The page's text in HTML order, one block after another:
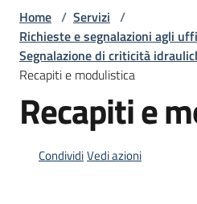
e la
protezione
civile
Argomenti
Home / Servizi /
Richieste e segnalazioni agli
Segnalazione di criticità
Recapiti e modulistica
Recapiti e
CondividiVedi azioni